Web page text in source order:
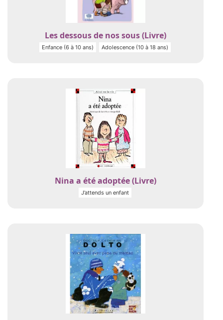
Les dessous de nos sous (Livre)
Enfance (6 à 10 ans) Adolescence (10 à 18 ans)
Nina a été adoptée (Livre)
J’attends un enfant